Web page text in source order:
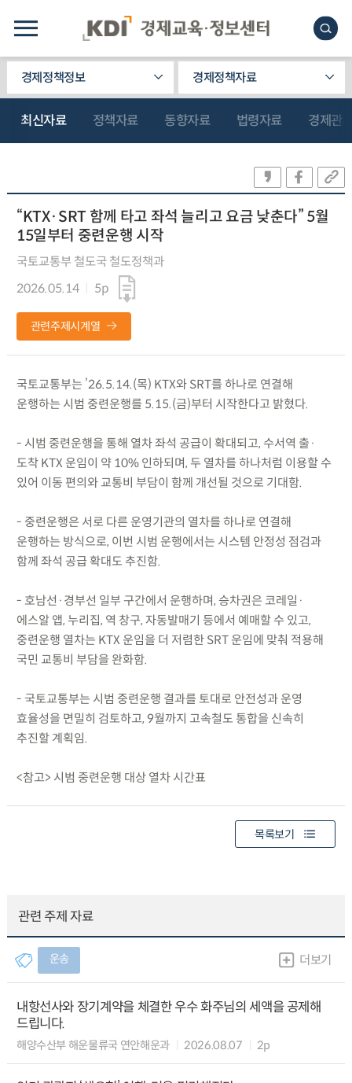
경제정책정보 경제정책자료
최신자료 정책자료 동향자료 법령자료 경제관
“KTX·SRT 함께 타고 좌석 늘리고 요금 낮춘다” 5월
15일부터 중련운행 시작
국토교통부 철도국 철도정책과
2026.05.14
5p
관련주제시계열
국토교통부는 ’26.5.14.(목) KTX와 SRT를 하나로 연결해
운행하는 시범 중련운행를 5.15.(금)부터 시작한다고 밝혔다.
- 시범 중련운행을 통해 열차 좌석 공급이 확대되고, 수서역 출·
도착 KTX 운임이 약 10% 인하되며, 두 열차를 하나처럼 이용할 수
있어 이동 편의와 교통비 부담이 함께 개선될 것으로 기대함.
- 중련운행은 서로 다른 운영기관의 열차를 하나로 연결해
운행하는 방식으로, 이번 시범 운행에서는 시스템 안정성 점검과
함께 좌석 공급 확대도 추진함.
- 호남선·경부선 일부 구간에서 운행하며, 승차권은 코레일·
에스알 앱, 누리집, 역 창구, 자동발매기 등에서 예매할 수 있고,
중련운행 열차는 KTX 운임을 더 저렴한 SRT 운임에 맞춰 적용해
국민 교통비 부담을 완화함.
- 국토교통부는 시범 중련운행 결과를 토대로 안전성과 운영
효율성을 면밀히 검토하고, 9월까지 고속철도 통합을 신속히
추진할 계획임.
<참고> 시범 중련운행 대상 열차 시간표
목록보기
관련 주제 자료
운송 더보기
내항선사와 장기계약을 체결한 우수 화주님의 세액을 공제해
드립니다.
해양수산부 해운물류국 연안해운과 2026.08.07 2p